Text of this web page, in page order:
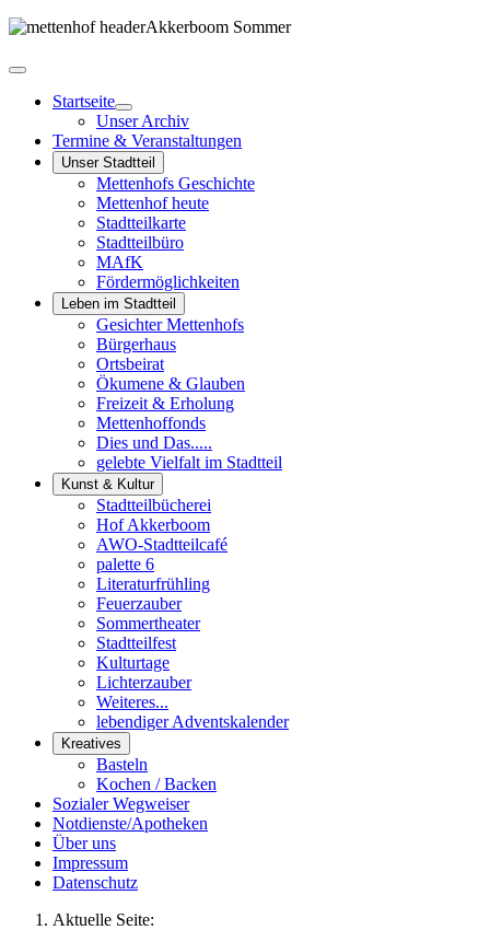
Startseite
Unser Archiv
Termine & Veranstaltungen
Unser Stadtteil
Mettenhofs Geschichte
Mettenhof heute
Stadtteilkarte
Stadtteilbüro
MAfK
Fördermöglichkeiten
Leben im Stadtteil
Gesichter Mettenhofs
Bürgerhaus
Ortsbeirat
Ökumene & Glauben
Freizeit & Erholung
Mettenhoffonds
Dies und Das.....
gelebte Vielfalt im Stadtteil
Kunst & Kultur
Stadtteilbücherei
Hof Akkerboom
AWO-Stadtteilcafé
palette 6
Literaturfrühling
Feuerzauber
Sommertheater
Stadtteilfest
Kulturtage
Lichterzauber
Weiteres...
lebendiger Adventskalender
Kreatives
Basteln
Kochen / Backen
Sozialer Wegweiser
Notdienste/Apotheken
Über uns
Impressum
Datenschutz
Aktuelle Seite: